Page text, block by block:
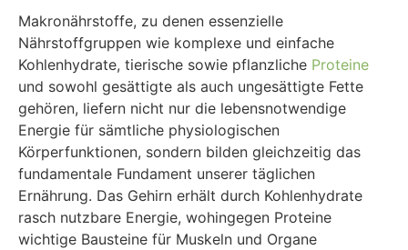
Makronährstoffe, zu denen essenzielle
Nährstoffgruppen wie komplexe und einfache
Kohlenhydrate, tierische sowie pflanzliche Proteine
und sowohl gesättigte als auch ungesättigte Fette
gehören, liefern nicht nur die lebensnotwendige
Energie für sämtliche physiologischen
Körperfunktionen, sondern bilden gleichzeitig das
fundamentale Fundament unserer täglichen
Ernährung. Das Gehirn erhält durch Kohlenhydrate
rasch nutzbare Energie, wohingegen Proteine
wichtige Bausteine für Muskeln und Organe